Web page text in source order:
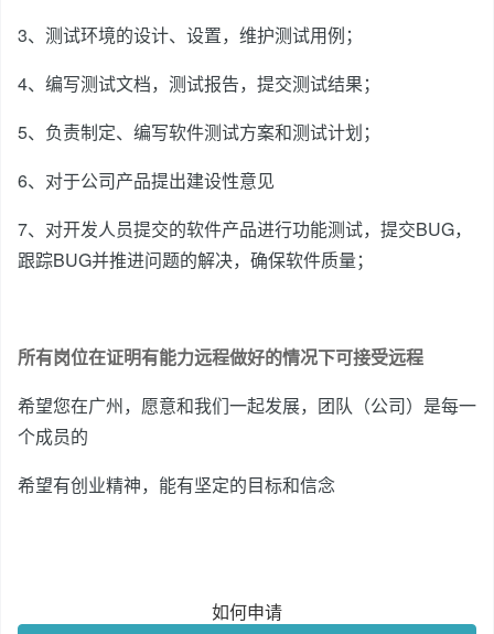
3、测试环境的设计、设置，维护测试用例；
4、编写测试文档，测试报告，提交测试结果；
5、负责制定、编写软件测试方案和测试计划；
6、对于公司产品提出建设性意见
7、对开发人员提交的软件产品进行功能测试，提交BUG，
跟踪BUG并推进问题的解决，确保软件质量；
所有岗位在证明有能力远程做好的情况下可接受远程
希望您在广州，愿意和我们一起发展，团队（公司）是每一
个成员的
希望有创业精神，能有坚定的目标和信念
如何申请